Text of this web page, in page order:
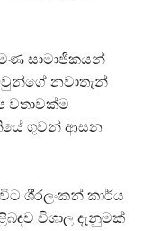
පමණ සාමාජිකයන්
නවාතැන්
වතාවක්ම
ගුවන් ආසන
ශී‍්‍රලංකන් කාර්ය
විශාල දැනුමක්